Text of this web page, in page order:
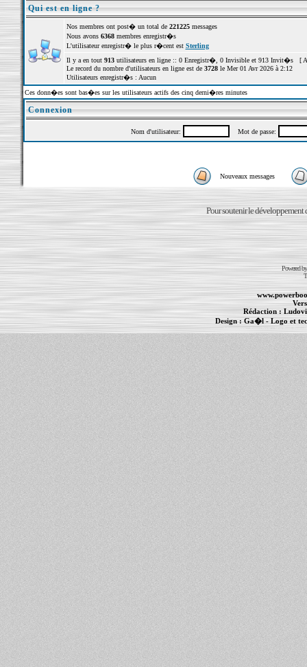
Qui est en ligne ?
Nos membres ont post� un total de 221225messages
Nous avons 6368membres enregistr�s
L'utilisateur enregistr� le plus r�cent est Sterling
Il y a en tout 913utilisateurs en ligne :: 0 Enregistr�, 0 Invisible et 913 Invit�s [
Le record du nombre d'utilisateurs en ligne est de 3728le Mer 01 Avr 2026 à 2:12
Utilisateurs enregistr�s : Aucun
Ces donn�es sont bas�es sur les utilisateurs actifs des cinq derni�res minutes
Connexion
Nom d'utilisateur: Mot de passe:
Nouveaux messages
Pour soutenir le développement
Powered
Rédaction :
Design : Ga�l- Logo et